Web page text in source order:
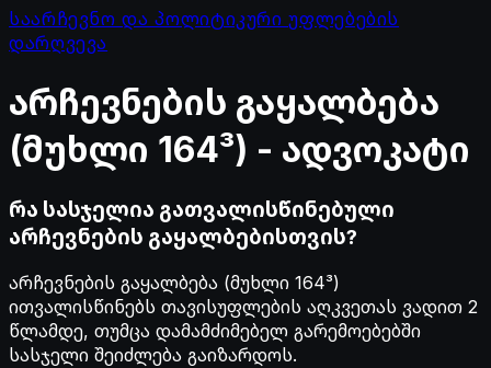
საარჩევნო და პოლიტიკური უფლებების
დარღვევა
არჩევნების გაყალბება
(მუხლი 164³) - ადვოკატი
რა სასჯელია გათვალისწინებული
არჩევნების გაყალბებისთვის?
არჩევნების გაყალბება (მუხლი 164³)
ითვალისწინებს თავისუფლების აღკვეთას ვადით 2
წლამდე, თუმცა დამამძიმებელ გარემოებებში
სასჯელი შეიძლება გაიზარდოს.